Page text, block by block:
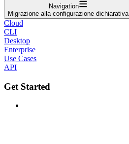
Navigation
Migrazione alla configurazione dichiarativa
Cloud
CLI
Desktop
Enterprise
Use Cases
API
Get Started